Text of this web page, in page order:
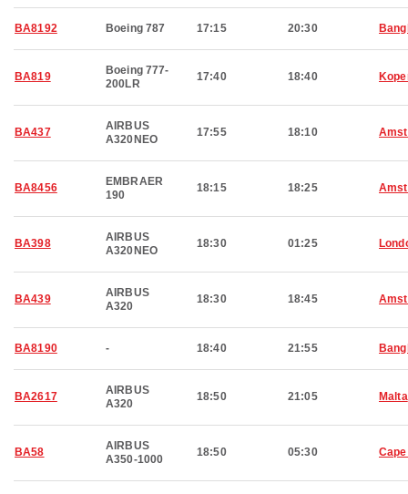
BA8192 Boeing 787 17:15 20:30
BA819
Boeing 777-
200LR
17:40 18:40
BA437
AIRBUS
A320NEO
17:55 18:10
BA8456
EMBRAER
190
18:15 18:25
BA398
AIRBUS
A320NEO
18:30 01:25
BA439
AIRBUS
A320
18:30 18:45
BA8190 - 18:40 21:55
BA2617
AIRBUS
A320
18:50 21:05 Malta
BA58
AIRBUS
A350-1000
18:50 05:30